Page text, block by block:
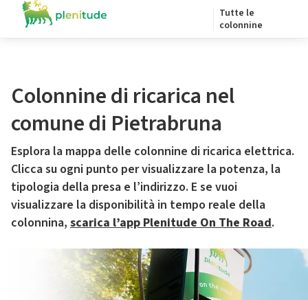
Tutte le
colonnine
Colonnine di ricarica nel
comune di Pietrabruna
Esplora la mappa delle colonnine di ricarica elettrica.
Clicca su ogni punto per visualizzare la potenza, la
tipologia della presa e l’indirizzo. E se vuoi
visualizzare la disponibilità in tempo reale della
colonnina, scarica l’app Plenitude On The Road.